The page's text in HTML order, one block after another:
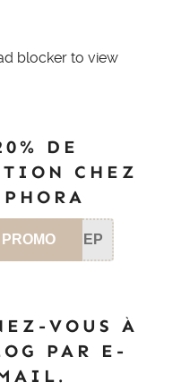
blocker to view
DE
CHEZ
SEP
VOUS À
PAR E-